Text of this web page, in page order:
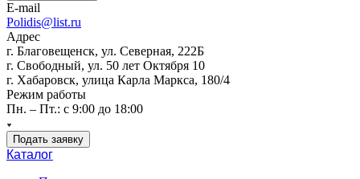
E-mail
Polidis@list.ru
Адрес
г. Благовещенск, ул. Северная, 222Б
г. Свободный, ул. 50 лет Октября 10
г. Хабаровск, улица Карла Маркса, 180/4
Режим работы
Пн. – Пт.: с 9:00 до 18:00
Подать заявку
Каталог